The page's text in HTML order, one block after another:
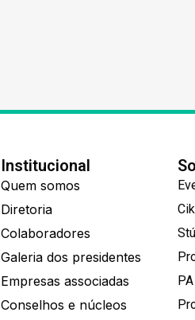
Institucional
Quem somos
Diretoria
Colaboradores
Galeria dos presidentes
Empresas associadas
Conselhos e núcleos